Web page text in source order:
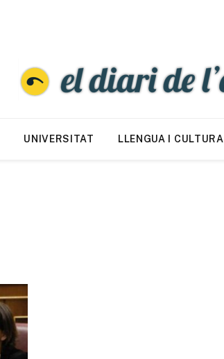
UNIVERSITAT LLENGUA I CULTURA